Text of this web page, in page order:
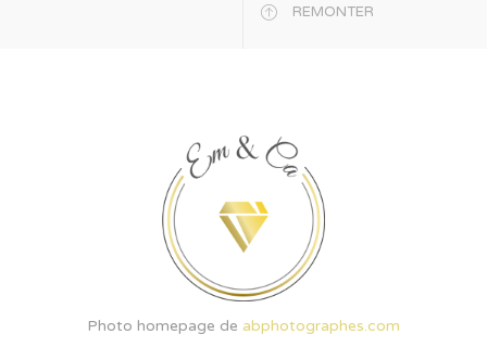
REMONTER
Photo homepage de abphotographes.com